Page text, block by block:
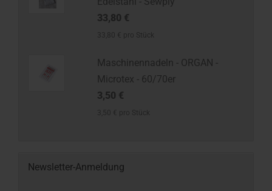
33,80 €
Maschinennadeln - ORGAN -
Microtex - 60/70er
3,50 €
Newsletter-Anmeldung